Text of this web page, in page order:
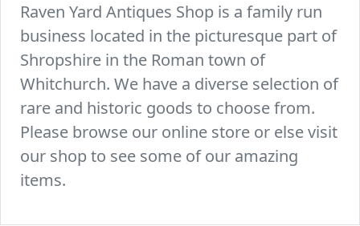
Raven Yard Antiques Shop is a family run
business located in the picturesque part of
Shropshire in the Roman town of
Whitchurch. We have a diverse selection of
rare and historic goods to choose from.
Please browse our online store or else visit
our shop to see some of our amazing
items.